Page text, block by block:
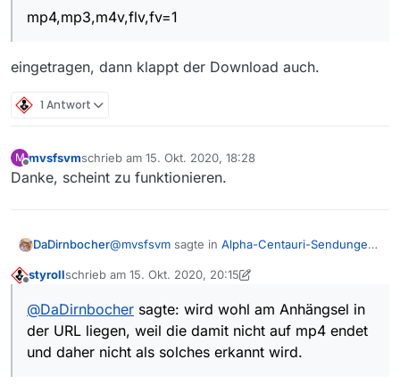
mp4,mp3,m4v,flv,fv=1
eingetragen, dann klappt der Download auch.
1 Antwort
M
Offline
mvsfsvmschrieb am 15. Okt. 2020, 18:28
zuletzt editiert von
Danke, scheint zu funktionieren.
DaDirnbocher@mvsfsvm sagte in Alpha-Centauri-Sendungen
wo fälschlicherweise VLC zum Download
benutzt wird und der Download dann
fehlschlägt. Der Aufruf der Film-URL im
Browser oder in VLC klappt aber.
wird wohl am Anhängsel in der URL liegen, weil
die damit nicht auf mp4 endet und daher nicht
als solches erkannt wird.
styrollschrieb am 15. Okt. 2020, 20:15
zuletzt editiert von styroll
@DaDirnbocher sagte: wird wohl am Anhängsel in
der URL liegen, weil die damit nicht auf mp4 endet
und daher nicht als solches erkannt wird.